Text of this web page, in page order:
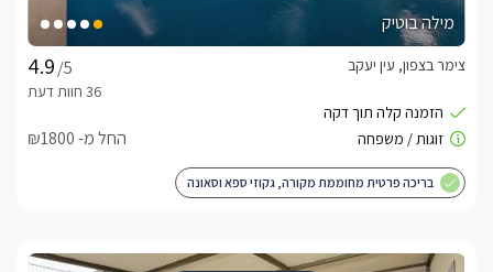
מילה בוטיק
/5
צימר בצפון, עין יעקב
החל מ- ₪1800
בריכה פרטית מחוממת מקורה, גקוזי ספא וסאונה